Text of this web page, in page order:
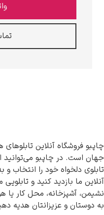
چاپبو فروشگاه آنلاین تابلوهای
جهان است. در چاپبو می‌توانید
تابلوی دلخواه خود را انتخاب
آنلاین ما بازدید کنید و
نشیمن، آشپزخانه، محل کار یا
به دوستان و عزیزانتان هدیه